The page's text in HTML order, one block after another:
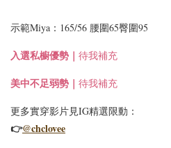
示範Miya：165/56 腰圍65臀圍95
入選私櫥優勢｜ 待我補充
美中不足弱勢｜ 待我補充
更多實穿影片見IG精選限動：
👉@chclovee